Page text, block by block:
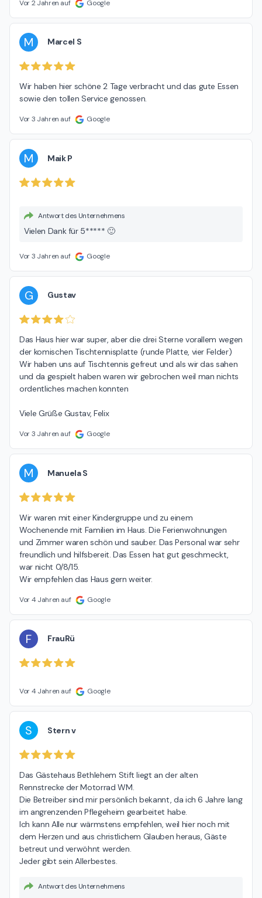
Vor 2 Jahren auf Google
M Marcel S
Wir haben hier schöne 2 Tage verbracht und das gute Essen
sowie den tollen Service genossen.
Vor 3 Jahren auf Google
M Maik P
Antwort des Unternehmens
Vielen Dank für 5***** 🙂
Vor 3 Jahren auf Google
G Gustav
Das Haus hier war super, aber die drei Sterne vorallem wegen
der komischen Tischtennisplatte (runde Platte, vier Felder)
Wir haben uns auf Tischtennis gefreut und als wir das sahen
und da gespielt haben waren wir gebrochen weil man nichts
ordentliches machen konnten
Viele Grüße Gustav, Felix
Vor 3 Jahren auf Google
M Manuela S
Wir waren mit einer Kindergruppe und zu einem
Wochenende mit Familien im Haus. Die Ferienwohnungen
und Zimmer waren schön und sauber. Das Personal war sehr
freundlich und hilfsbereit. Das Essen hat gut geschmeckt,
war nicht 0/8/15.
Wir empfehlen das Haus gern weiter.
Vor 4 Jahren auf Google
F FrauRü
Vor 4 Jahren auf Google
S Stern v
Das Gästehaus Bethlehem Stift liegt an der alten
Rennstrecke der Motorrad WM.
Die Betreiber sind mir persönlich bekannt, da ich 6 Jahre lang
im angrenzenden Pflegeheim gearbeitet habe.
Ich kann Alle nur wärmstens empfehlen, weil hier noch mit
dem Herzen und aus christlichem Glauben heraus, Gäste
betreut und verwöhnt werden.
Jeder gibt sein Allerbestes.
Antwort des Unternehmens